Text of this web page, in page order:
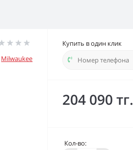
Milwaukee
Купить в один клик
204 090 тг.
Кол-во: